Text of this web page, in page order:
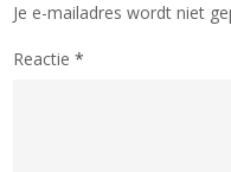
Je e-mailadres wordt niet
Reactie *